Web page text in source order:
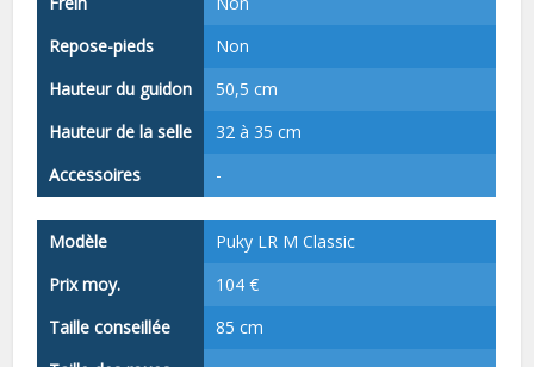
Repose-pieds
Non
Hauteur du guidon
50,5 cm
Hauteur de la selle
32 à 35 cm
Accessoires
-
Modèle
Puky LR M Classic
Prix moy.
104 €
Taille conseillée
85 cm